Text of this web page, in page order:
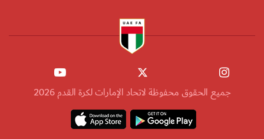
جميع الحقوق محفوظة لاتحاد الإمارات لكرة القدم 2026